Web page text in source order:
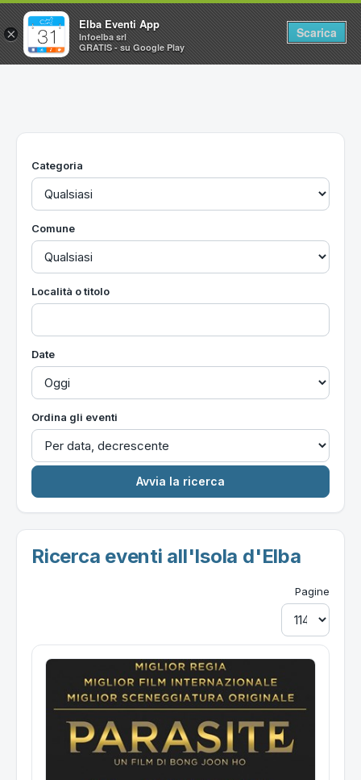
Home
Utilità
Categoria
Comune
Località o titolo
Date
Ordina gli eventi
Ricerca eventi all'Isola d'Elba
Pagine
×
Elba Eventi App
Infoelba srl
GRATIS - su Google Play
Scarica